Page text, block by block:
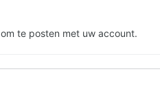
om te posten met uw account.